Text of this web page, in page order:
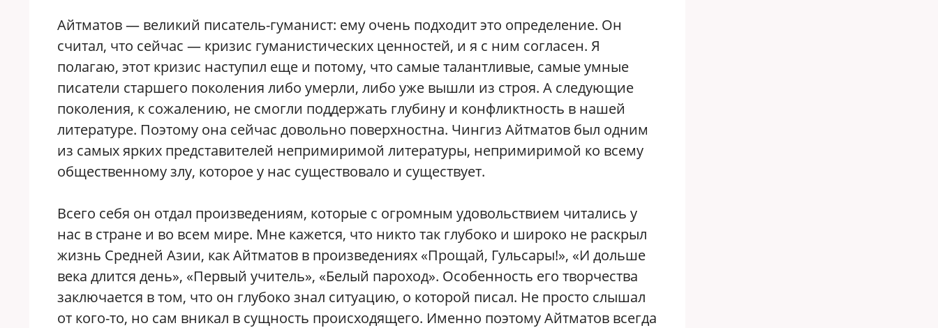
Айтматов — великий писатель-гуманист: ему очень подходит это определение. Он
считал, что сейчас — кризис гуманистических ценностей, и я с ним согласен. Я
полагаю, этот кризис наступил еще и потому, что самые талантливые, самые умные
писатели старшего поколения либо умерли, либо уже вышли из строя. А следующие
поколения, к сожалению, не смогли поддержать глубину и конфликтность в нашей
литературе. Поэтому она сейчас довольно поверхностна. Чингиз Айтматов был одним
из самых ярких представителей непримиримой литературы, непримиримой ко всему
общественному злу, которое у нас существовало и существует.
Всего себя он отдал произведениям, которые с огромным удовольствием читались у
нас в стране и во всем мире. Мне кажется, что никто так глубоко и широко не раскрыл
жизнь Средней Азии, как Айтматов в произведениях «Прощай, Гульсары!», «И дольше
века длится день», «Первый учитель», «Белый пароход». Особенность его творчества
заключается в том, что он глубоко знал ситуацию, о которой писал. Не просто слышал
от кого-то, но сам вникал в сущность происходящего. Именно поэтому Айтматов всегда